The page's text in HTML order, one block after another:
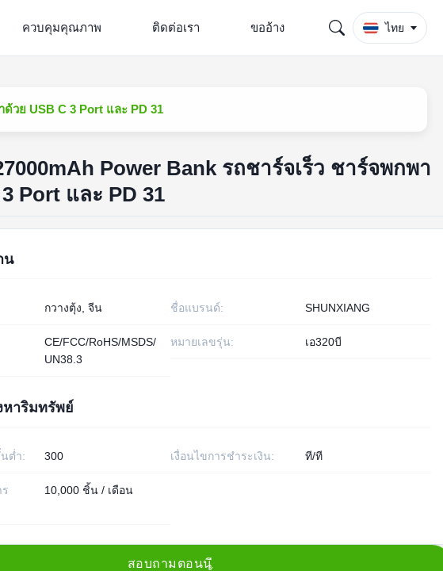
ควบคุมคุณภาพ ติดต่อเรา ขออ้าง ไทย
วย USB C 3 Port และ PD 31
Power Bank รถชาร์จเร็ว ชาร์จพกพา
Port และ PD 31
น
กวางตุ้ง, จีน ชื่อแบรนด์: SHUNXIANG
CE/FCC/RoHS/MSDS/
UN38.3
หมายเลขรุ่น: เอ320บี
หาริมทรัพย์
ต่ำ: 300 เงื่อนไขการชำระเงิน: ที/ที
10,000 ชิ้น / เดือน
สอบถาม ตอนน